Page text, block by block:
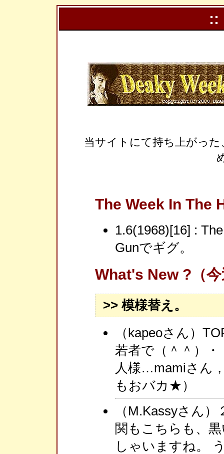
::
当サイトにて持ち上がっ
The Week In The
1.6(1968)[16] :
Gunでギグ。
What's New ?（
>> 模様替え。
（kapeoさん）
若者で（＾＾）
人様…mamiさん
もおバカ★）
（M.Kassyさん
関もこちらも、
しゃいますね。